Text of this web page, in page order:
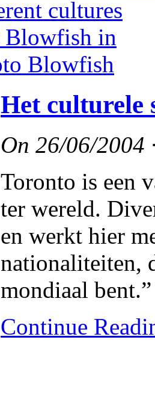
Het culturele
On 26/06/2004
Toronto is een
ter wereld.
en werkt hier
nationaliteiten,
mondiaal bent.”
Continue